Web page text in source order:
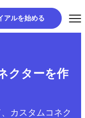
アルを始める
クターを作
カスタムコネク